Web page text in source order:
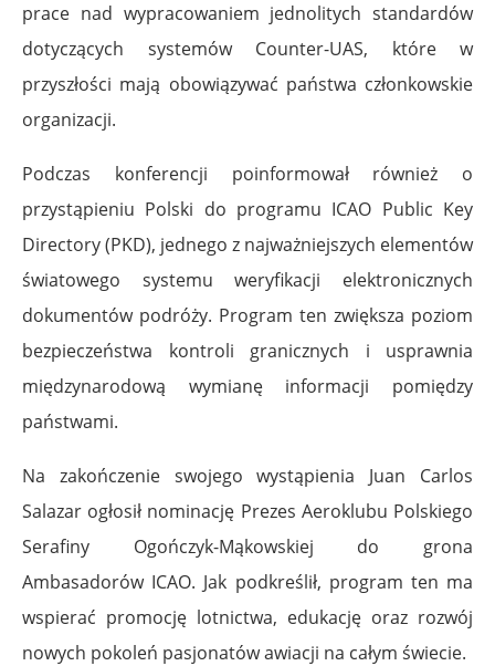
prace nad wypracowaniem jednolitych standardów
dotyczących systemów Counter-UAS, które w
przyszłości mają obowiązywać państwa członkowskie
organizacji.
Podczas konferencji poinformował również o
przystąpieniu Polski do programu ICAO Public Key
Directory (PKD), jednego z najważniejszych elementów
światowego systemu weryfikacji elektronicznych
dokumentów podróży. Program ten zwiększa poziom
bezpieczeństwa kontroli granicznych i usprawnia
międzynarodową wymianę informacji pomiędzy
państwami.
Na zakończenie swojego wystąpienia Juan Carlos
Salazar ogłosił nominację Prezes Aeroklubu Polskiego
Serafiny Ogończyk-Mąkowskiej do grona
Ambasadorów ICAO. Jak podkreślił, program ten ma
wspierać promocję lotnictwa, edukację oraz rozwój
nowych pokoleń pasjonatów awiacji na całym świecie.